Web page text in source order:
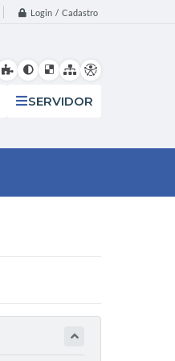
Login / Cadastro
SERVIDOR